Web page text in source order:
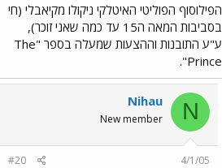
הפילוסוף הפוליטי האיטלקי ניקולו מקיאבלי (חי
בסביבות המאה ה15 עד כמה שאני זוכר),
ע"ע התובנות וההצעות שמעלה בספר "The
Prince".
N
Nihau
New member
4/1/05
#20